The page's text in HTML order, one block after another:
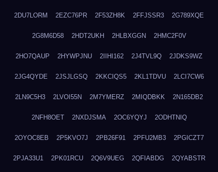
2DU7LORM 2EZC76PR 2F53ZH8K 2FFJSSR3 2G789XQE
2G8M6D58 2HDT2UKH 2HLBXGGN 2HMC2F0V
2HO7QAUP 2HYWPJNU 2IIHI162 2J4TVL9Q 2JDKS9WZ
2JG4QYDE 2JSJLGSQ 2KKCIQS5 2KL1TDVU 2LCI7CW6
2LN9C5H3 2LVOI55N 2M7YMERZ 2MIQDBKK 2N165DB2
2NFH8OET 2NXDJSMA 2OC6YQYJ 2ODHTNIQ
2OYOC8EB 2P5KVO7J 2PB26F91 2PFU2MB3 2PGICZT7
2PJA33U1 2PK01RCU 2Q6V9UEG 2QFIABDG 2QYABSTR